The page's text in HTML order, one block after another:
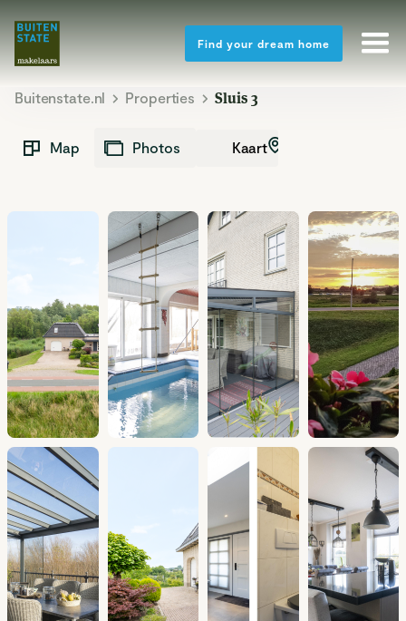
Find your dream home
Buitenstate.nl Properties Sluis 3
Map Photos Kaart